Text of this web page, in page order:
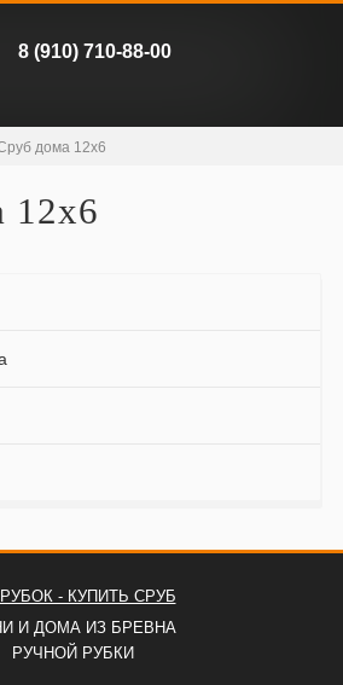
8 (910) 710-88-00
дома 12х6
12х6
И ДОМА ИЗ БРЕВНА
РУЧНОЙ РУБКИ